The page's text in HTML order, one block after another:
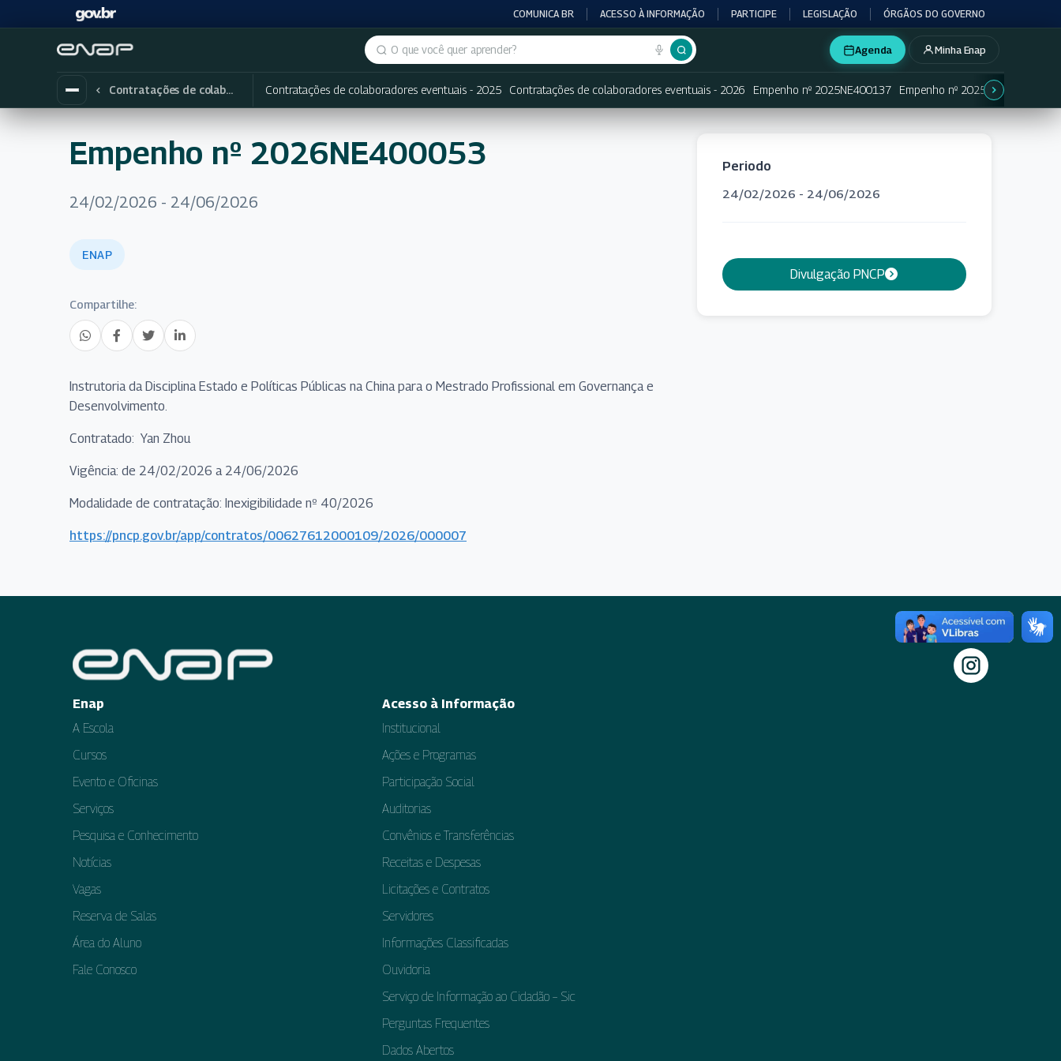
COMUNICA BR ACESSO À INFORMAÇÃO PARTICIPE LEGISLAÇÃO ÓRGÃOS DO GOVERNO
Buscar no portal
Agenda Minha Enap
Contratações de colaboradores eventuais Contratações de colaboradores eventuais - 2025 Contratações de colaboradores eventuais - 2026 Empenho nº 2025NE400137 Empenho nº 2025NE400138
Empenho nº 2026NE400053
24/02/2026 - 24/06/2026
ENAP
Compartilhe:
Instrutoria da Disciplina Estado e Políticas Públicas na China para o Mestrado Profissional em Governança e
Desenvolvimento.
Contratado: Yan Zhou
Vigência: de 24/02/2026 a 24/06/2026
Modalidade de contratação: Inexigibilidade nº 40/2026
https://pncp.gov.br/app/contratos/00627612000109/2026/000007
Periodo
24/02/2026 - 24/06/2026
Divulgação PNCP
Enap
A Escola
Cursos
Evento e Oficinas
Serviços
Pesquisa e Conhecimento
Notícias
Vagas
Reserva de Salas
Área do Aluno
Fale Conosco
Acesso à Informação
Institucional
Ações e Programas
Participação Social
Auditorias
Convênios e Transferências
Receitas e Despesas
Licitações e Contratos
Servidores
Informações Classificadas
Ouvidoria
Serviço de Informação ao Cidadão – Sic
Perguntas Frequentes
Dados Abertos